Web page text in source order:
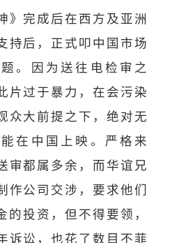
》完成后在西方及亚洲
持后，正式叩中国市场
。因为送往电检审之
片过于暴力，在会污染
众大前提之下，绝对无
在中国上映。严格来
审都属多余，而华谊兄
作公司交涉，要求他们
投资，但不得要领，
诉讼，也花了数目不菲